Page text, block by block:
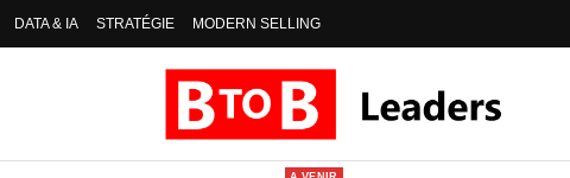
DATA & IA STRATÉGIE MODERN SELLING